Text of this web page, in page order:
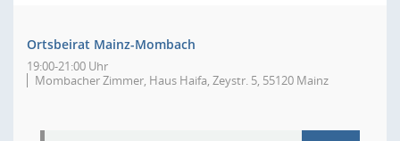
Ortsbeirat Mainz-Mombach
19:00-21:00 Uhr
Mombacher Zimmer, Haus Haifa, Zeystr. 5, 55120 Mainz